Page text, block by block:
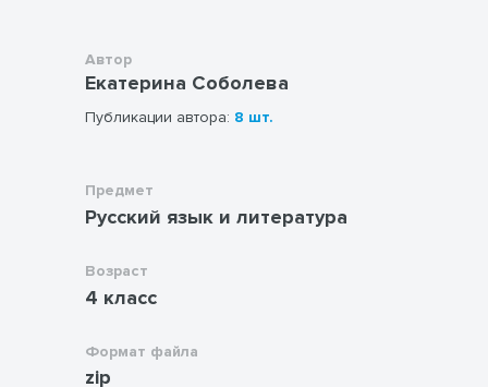
Автор
Екатерина Соболева
Публикации автора: 8 шт.
Предмет
Русский язык и литература
Возраст
4 класс
Формат файла
zip